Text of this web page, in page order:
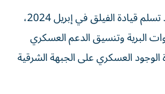
وكان الفريق كوستانزا قد تسلم قيادة الفيلق في إبريل 2024،
البرية وتنسيق الدعم العسكري
الوجود العسكري على الجبهة الشرقية